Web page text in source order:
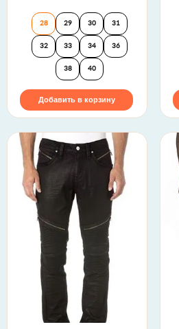
Джинсы TABBY J201
28 29 30 31
32 33 34 36
38 40
Добавить в корзину